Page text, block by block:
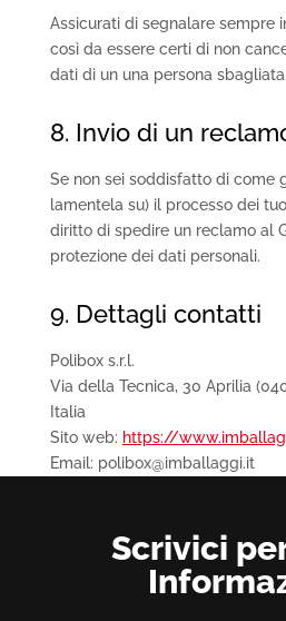
Assicurati di segnalare sempre
così da essere certi di non
dati di un una persona sbagliata.
8. Invio di un
Se non sei soddisfatto di come
lamentela su) il processo dei
diritto di spedire un reclamo al
protezione dei dati personali.
9. Dettagli contatti
Polibox s.r.l.
Via della Tecnica, 30 Aprilia
Italia
Sito web: https://
Email: polibox@imballaggi.it
Scrivici